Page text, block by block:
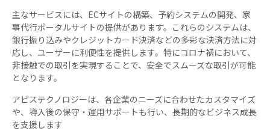
主なサービスには、ECサイトの構築、予約システムの開発、家
事代行ポータルサイトの提供があります。これらのシステムは、
銀行振り込みやクレジットカード決済などの多彩な決済方法に対
応し、ユーザーに利便性を提供します。特にコロナ禍において、
非接触での取引を実現することで、安全でスムーズな取引が可能
となります。
アピステクノロジーは、各企業のニーズに合わせたカスタマイズ
や、導入後の保守・運用サポートも行い、長期的なビジネス成長
を支援します